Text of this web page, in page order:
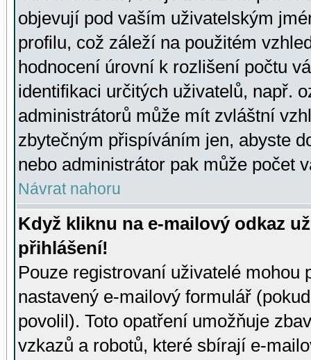
objevují pod vaším uživatelským
profilu, což záleží na použitém
hodnocení úrovní k rozlišení počtu
identifikaci určitých uživatelů, např.
administrátorů může mít zvláštní
zbytečným přispíváním jen, abyste
nebo administrátor pak může počet
Návrat nahoru
Když kliknu na e-mailový odkaz
přihlášení!
Pouze registrovaní uživatelé mohou
nastavený e-mailový formulář
povolil). Toto opatření umožňuje
vzkazů a robotů, které sbírají e-